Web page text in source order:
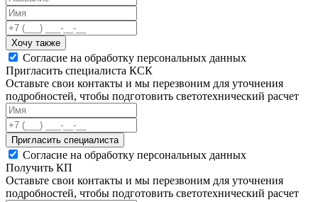
Хочу также
Согласие на обработку персональных данных
Пригласить специалиста КСК
Оставьте свои контакты и мы перезвоним для уточнения
подробностей, чтобы подготовить светотехнический расчет
Пригласить специалиста
Согласие на обработку персональных данных
Получить КП
Оставьте свои контакты и мы перезвоним для уточнения
подробностей, чтобы подготовить светотехнический расчет